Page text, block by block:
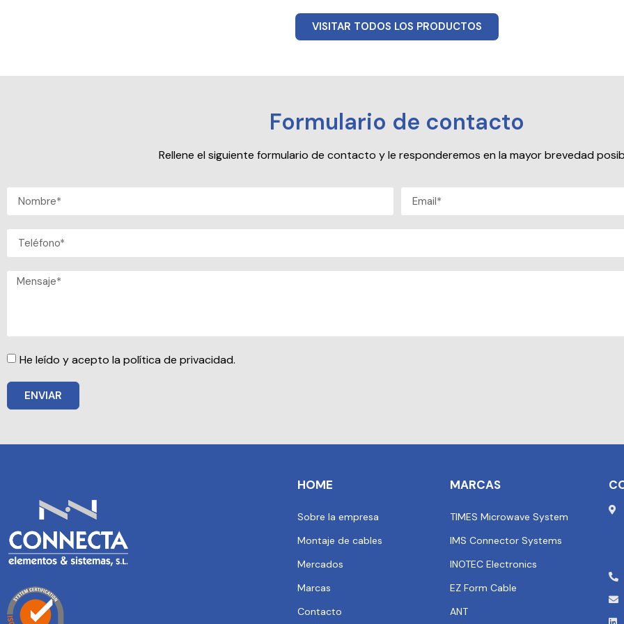
VISITAR TODOS LOS PRODUCTOS
Formulario de contacto
Rellene el siguiente formulario de contacto y le responderemos en la mayor brevedad
He leído y acepto la política de privacidad.
ENVIAR
HOME
Sobre la empresa
Montaje de cables
Mercados
Marcas
Contacto
MARCAS
TIMES Microwave System
IMS Connector Systems
INOTEC Electronics
EZ Form Cable
ANT